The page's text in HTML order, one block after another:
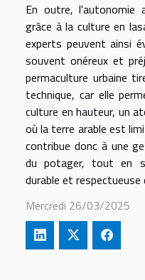
En outre, l'autonomie
grâce à la culture en
experts peuvent ainsi
souvent onéreux et
permaculture urbaine
technique, car elle
culture en hauteur, un
où la terre arable est
contribue donc à une
du potager, tout en
durable et respectueuse
Mercredi 26/03/2025